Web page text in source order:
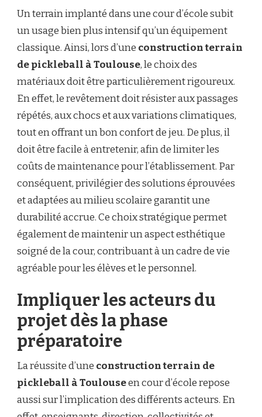
Un terrain implanté dans une cour d’école subit
un usage bien plus intensif qu’un équipement
classique. Ainsi, lors d’une construction terrain
de pickleball à Toulouse, le choix des
matériaux doit être particulièrement rigoureux.
En effet, le revêtement doit résister aux passages
répétés, aux chocs et aux variations climatiques,
tout en offrant un bon confort de jeu. De plus, il
doit être facile à entretenir, afin de limiter les
coûts de maintenance pour l’établissement. Par
conséquent, privilégier des solutions éprouvées
et adaptées au milieu scolaire garantit une
durabilité accrue. Ce choix stratégique permet
également de maintenir un aspect esthétique
soigné de la cour, contribuant à un cadre de vie
agréable pour les élèves et le personnel.
Impliquer les acteurs du
projet dès la phase
préparatoire
La réussite d’une construction terrain de
pickleball à Toulouseen cour d’école repose
aussi sur l’implication des différents acteurs. En